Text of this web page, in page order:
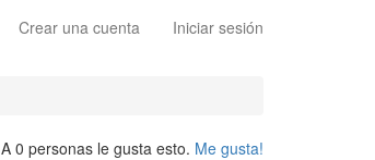
Crear una cuenta Iniciar sesión
A 0 personas le gusta esto. Me gusta!